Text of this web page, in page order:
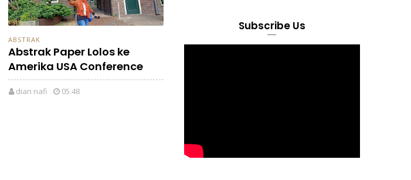
ABSTRAK
Abstrak Paper Lolos ke
Amerika USA Conference
dian nafi 05.48
Subscribe Us